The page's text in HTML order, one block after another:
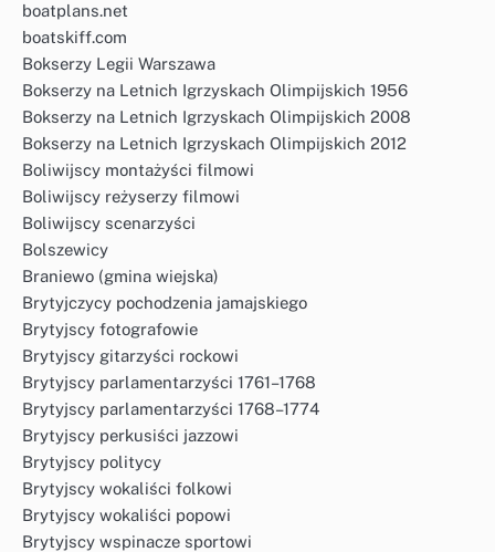
boatplans.net
boatskiff.com
Bokserzy Legii Warszawa
Bokserzy na Letnich Igrzyskach Olimpijskich 1956
Bokserzy na Letnich Igrzyskach Olimpijskich 2008
Bokserzy na Letnich Igrzyskach Olimpijskich 2012
Boliwijscy montażyści filmowi
Boliwijscy reżyserzy filmowi
Boliwijscy scenarzyści
Bolszewicy
Braniewo (gmina wiejska)
Brytyjczycy pochodzenia jamajskiego
Brytyjscy fotografowie
Brytyjscy gitarzyści rockowi
Brytyjscy parlamentarzyści 1761–1768
Brytyjscy parlamentarzyści 1768–1774
Brytyjscy perkusiści jazzowi
Brytyjscy politycy
Brytyjscy wokaliści folkowi
Brytyjscy wokaliści popowi
Brytyjscy wspinacze sportowi